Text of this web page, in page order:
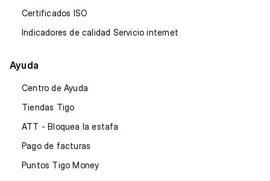
Certificados ISO
Indicadores de calidad Servicio internet
Ayuda
Centro de Ayuda
Tiendas Tigo
ATT - Bloquea la estafa
Pago de facturas
Puntos Tigo Money